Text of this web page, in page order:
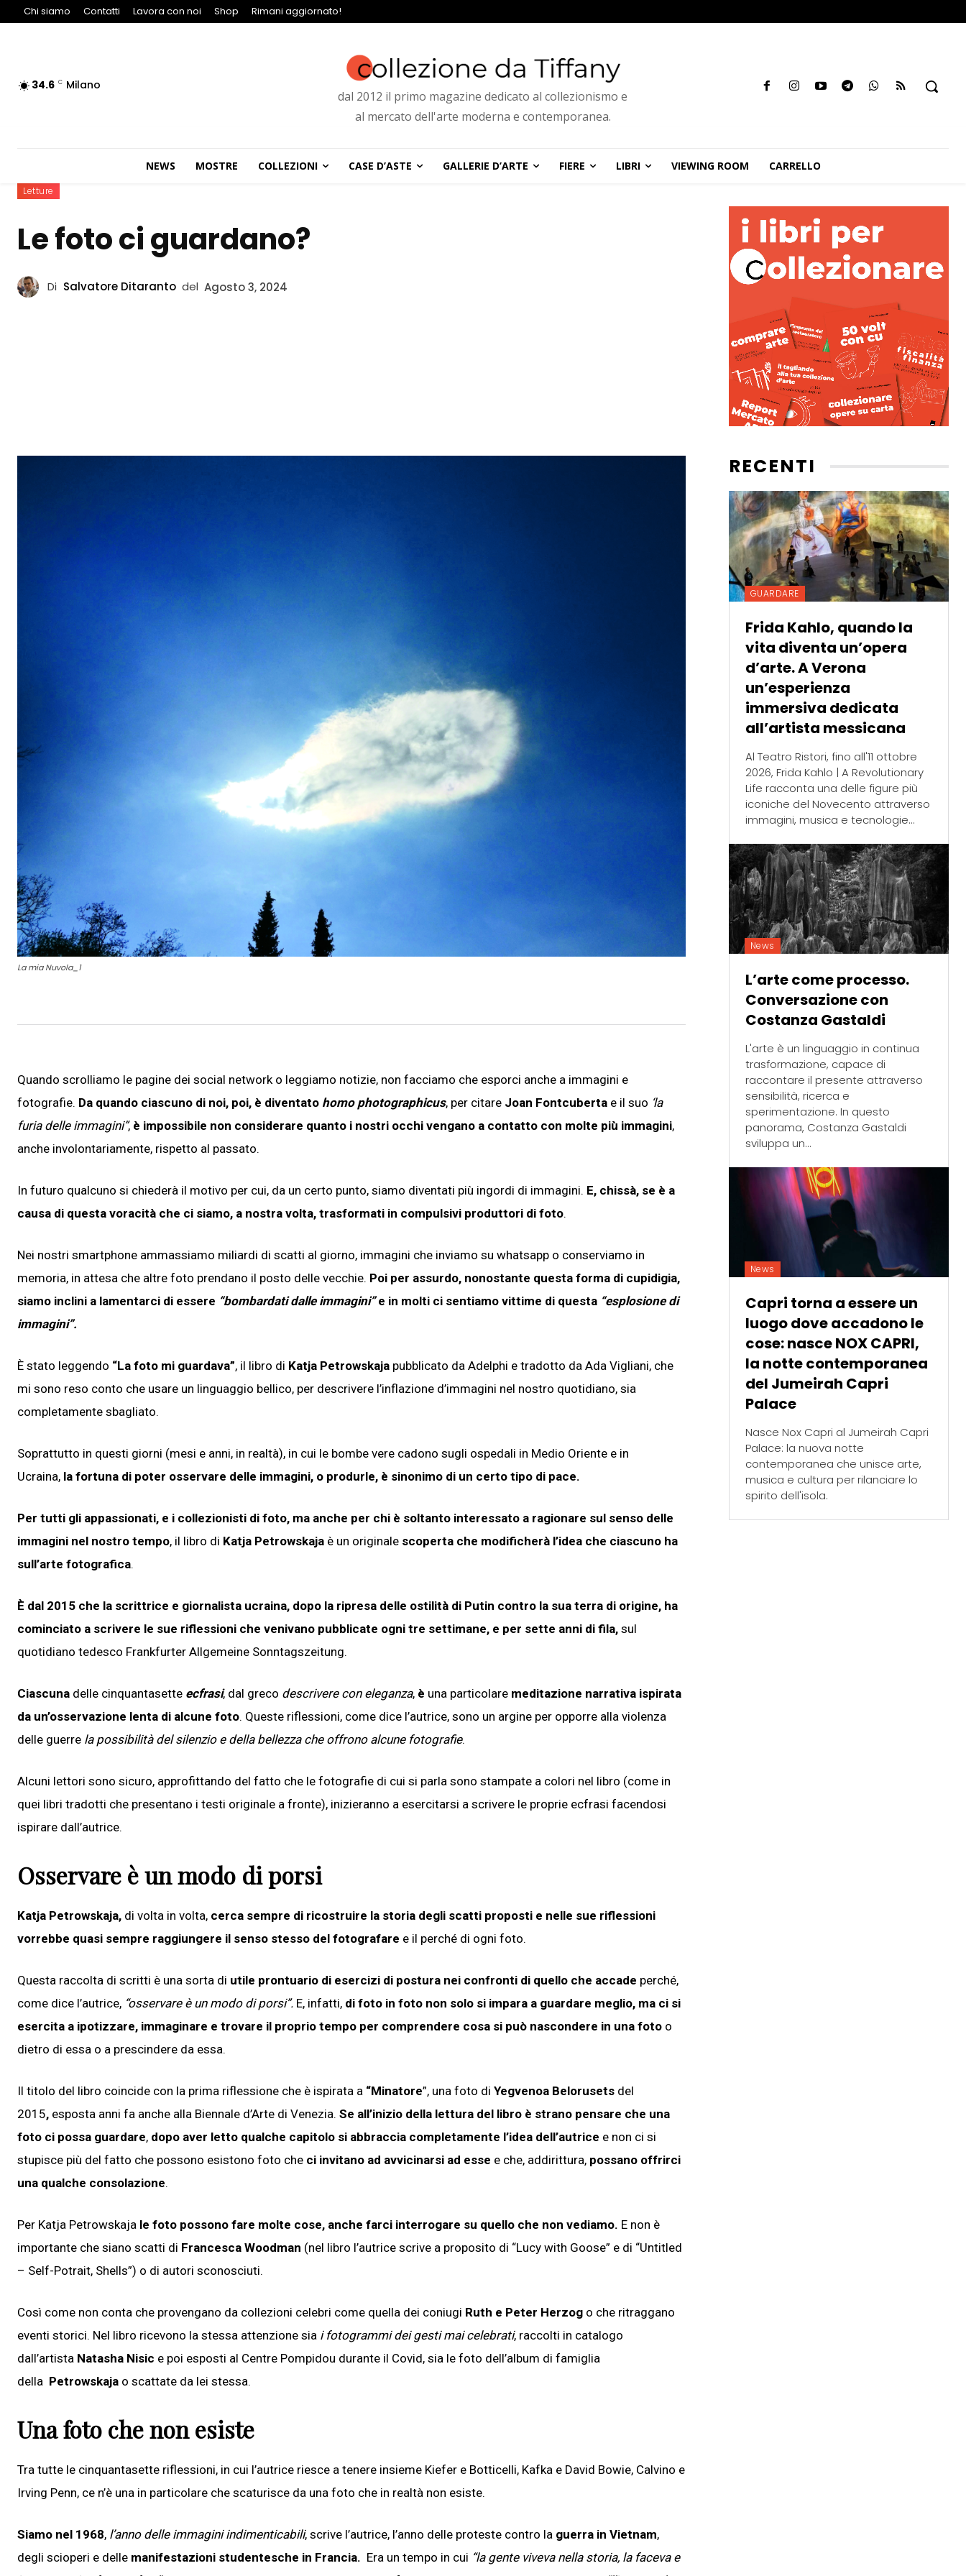
Chi siamo Contatti Lavora con noi Shop Rimani aggiornato!
34.6 C Milano
dal 2012 il primo magazine dedicato al collezionismo e
al mercato dell'arte moderna e contemporanea.
NEWS MOSTRE COLLEZIONI CASE D’ASTE GALLERIE D’ARTE FIERE LIBRI VIEWING ROOM CARRELLO
Letture
Le foto ci guardano?
Di Salvatore Ditaranto del Agosto 3, 2024
La mia Nuvola_1
Quando scrolliamo le pagine dei social network o leggiamo notizie, non facciamo che esporci anche a immagini e
fotografie. Da quando ciascuno di noi, poi, è diventato homo photographicus, per citare Joan Fontcuberta e il suo ‘la
furia delle immagini”, è impossibile non considerare quanto i nostri occhi vengano a contatto con molte più immagini,
anche involontariamente, rispetto al passato.
In futuro qualcuno si chiederà il motivo per cui, da un certo punto, siamo diventati più ingordi di immagini. E, chissà, se è a
causa di questa voracità che ci siamo, a nostra volta, trasformati in compulsivi produttori di foto.
Nei nostri smartphone ammassiamo miliardi di scatti al giorno, immagini che inviamo su whatsapp o conserviamo in
memoria, in attesa che altre foto prendano il posto delle vecchie. Poi per assurdo, nonostante questa forma di cupidigia,
siamo inclini a lamentarci di essere “bombardati dalle immagini”e in molti ci sentiamo vittime di questa “esplosione di
immagini”.
È stato leggendo “La foto mi guardava”, il libro di Katja Petrowskaja pubblicato da Adelphi e tradotto da Ada Vigliani, che
mi sono reso conto che usare un linguaggio bellico, per descrivere l’inflazione d’immagini nel nostro quotidiano, sia
completamente sbagliato.
Soprattutto in questi giorni (mesi e anni, in realtà), in cui le bombe vere cadono sugli ospedali in Medio Oriente e in
Ucraina, la fortuna di poter osservare delle immagini, o produrle, è sinonimo di un certo tipo di pace.
Per tutti gli appassionati, e i collezionisti di foto, ma anche per chi è soltanto interessato a ragionare sul senso delle
immagini nel nostro tempo, il libro di Katja Petrowskaja è un originale scoperta che modificherà l’idea che ciascuno ha
sull’arte fotografica.
È dal 2015 che la scrittrice e giornalista ucraina, dopo la ripresa delle ostilità di Putin contro la sua terra di origine, ha
cominciato a scrivere le sue riflessioni che venivano pubblicate ogni tre settimane, e per sette anni di fila, sul
quotidiano tedesco Frankfurter Allgemeine Sonntagszeitung.
Ciascuna delle cinquantasette ecfrasi, dal greco descrivere con eleganza, è una particolare meditazione narrativa ispirata
da un’osservazione lenta di alcune foto. Queste riflessioni, come dice l’autrice, sono un argine per opporre alla violenza
delle guerre la possibilità del silenzio e della bellezza che offrono alcune fotografie.
Alcuni lettori sono sicuro, approfittando del fatto che le fotografie di cui si parla sono stampate a colori nel libro (come in
quei libri tradotti che presentano i testi originale a fronte), inizieranno a esercitarsi a scrivere le proprie ecfrasi facendosi
ispirare dall’autrice.
Osservare è un modo di porsi
Katja Petrowskaja, di volta in volta, cerca sempre di ricostruire la storia degli scatti proposti e nelle sue riflessioni
vorrebbe quasi sempre raggiungere il senso stesso del fotografare e il perché di ogni foto.
Questa raccolta di scritti è una sorta di utile prontuario di esercizi di postura nei confronti di quello che accade perché,
come dice l’autrice, “osservare è un modo di porsi”. E, infatti, di foto in foto non solo si impara a guardare meglio, ma ci si
esercita a ipotizzare, immaginare e trovare il proprio tempo per comprendere cosa si può nascondere in una foto o
dietro di essa o a prescindere da essa.
Il titolo del libro coincide con la prima riflessione che è ispirata a “Minatore”, una foto di Yegvenoa Belorusets del
2015, esposta anni fa anche alla Biennale d’Arte di Venezia. Se all’inizio della lettura del libro è strano pensare che una
foto ci possa guardare, dopo aver letto qualche capitolo si abbraccia completamente l’idea dell’autrice e non ci si
stupisce più del fatto che possono esistono foto che ci invitano ad avvicinarsi ad esse e che, addirittura, possano offrirci
una qualche consolazione.
Per Katja Petrowskaja le foto possono fare molte cose, anche farci interrogare su quello che non vediamo. E non è
importante che siano scatti di Francesca Woodman (nel libro l’autrice scrive a proposito di “Lucy with Goose” e di “Untitled
– Self-Potrait, Shells”) o di autori sconosciuti.
Così come non conta che provengano da collezioni celebri come quella dei coniugi Ruth e Peter Herzog o che ritraggano
eventi storici. Nel libro ricevono la stessa attenzione sia i fotogrammi dei gesti mai celebrati, raccolti in catalogo
dall’artista Natasha Nisic e poi esposti al Centre Pompidou durante il Covid, sia le foto dell’album di famiglia
della Petrowskaja o scattate da lei stessa.
Una foto che non esiste
Tra tutte le cinquantasette riflessioni, in cui l’autrice riesce a tenere insieme Kiefer e Botticelli, Kafka e David Bowie, Calvino e
Irving Penn, ce n’è una in particolare che scaturisce da una foto che in realtà non esiste.
Siamo nel 1968, l’anno delle immagini indimenticabili, scrive l’autrice, l’anno delle proteste contro la guerra in Vietnam,
degli scioperi e delle manifestazioni studentesche in Francia. Era un tempo in cui “la gente viveva nella storia, la faceva e
RECENTI
GUARDARE
Frida Kahlo, quando la
vita diventa un’opera
d’arte. A Verona
un’esperienza
immersiva dedicata
all’artista messicana
Al Teatro Ristori, fino all'11 ottobre
2026, Frida Kahlo | A Revolutionary
Life racconta una delle figure più
iconiche del Novecento attraverso
immagini, musica e tecnologie...
News
L’arte come processo.
Conversazione con
Costanza Gastaldi
L'arte è un linguaggio in continua
trasformazione, capace di
raccontare il presente attraverso
sensibilità, ricerca e
sperimentazione. In questo
panorama, Costanza Gastaldi
sviluppa un...
News
Capri torna a essere un
luogo dove accadono le
cose: nasce NOX CAPRI,
la notte contemporanea
del Jumeirah Capri
Palace
Nasce Nox Capri al Jumeirah Capri
Palace: la nuova notte
contemporanea che unisce arte,
musica e cultura per rilanciare lo
spirito dell'isola.